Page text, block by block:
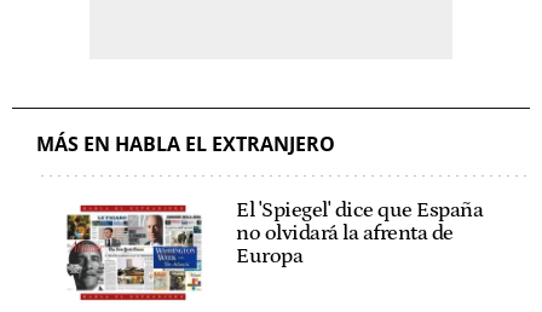
MÁS EN HABLA EL EXTRANJERO
El 'Spiegel' dice que España
no olvidará la afrenta de
Europa